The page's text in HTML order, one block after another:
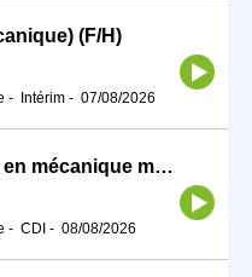
(F/H)
- Intérim - 07/08/2026
Mécanicien / Mécanicienne en mécanique marine ou navale (H/F)
- CDI - 08/08/2026